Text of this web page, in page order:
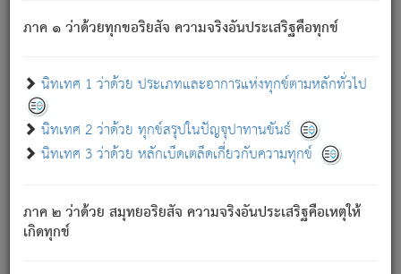
ภาค ๑ ว่าด้วยทุกขอริยสัจ ความจริงอันประเสริฐคือทุกข์
นิทเทศ 1 ว่าด้วย ประเภทและอาการแห่งทุกข์ตามหลักทั่วไป
นิทเทศ 2 ว่าด้วย ทุกข์สรุปในปัญจุปาทานขันธ์
นิทเทศ 3 ว่าด้วย หลักเบ็ดเตล็ดเกี่ยวกับความทุกข์
ภาค ๒ ว่าด้วย สมุทยอริยสัจ ความจริงอันประเสริฐคือเหตุให้
เกิดทุกข์
ภพ ว่ามีได้เพราะวิภพ[2]: เรากล่าวว่า สมณะหรือพราหมณ์ทั้ง
ปวงนั้น ก็ยังสลัดภพออกไปไม่ได้.
ก็ทุกข์นี้มีขึ้น เพราะอาศัยซึ่งอุปธิทั้งปวง.
เพราะความสิ้นไปแห่งอุปาทานทั้งปวง ความเกิดขึ้นแห่ง
ทุกข์จึงไม่มี.
ท่านจงดูโลกนี้เถิด (จะเห็นว่า) สัตว์ทั้งหลายอันอวิชาหนา
แน่นบังหนาแล้ว; และว่า สัตว์ผู้ยินดีในภพอันเป็นแล้วนั้น ย่อม
อันเป็นไปในที่หรือเวลาทั้งปวง[3]เพื่อความมีแห่งประโยชน์โดย
ประการทั้งปวง; ภพทั้งหลายทั้งหมดนั้น ไม่เที่ยง เป็นทุกข์ มี
ความแปรปรวนเป็นธรรมดา.